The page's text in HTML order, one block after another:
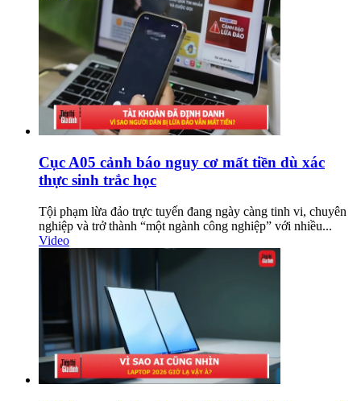
Cục A05 cảnh báo nguy cơ mất tiền dù xác
thực sinh trắc học
Tội phạm lừa đảo trực tuyến đang ngày càng tinh vi, chuyên
nghiệp và trở thành “một ngành công nghiệp” với nhiều...
Video